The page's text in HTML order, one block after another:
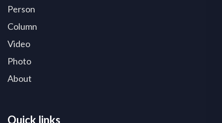
Person
Column
Video
Photo
About
Quick links